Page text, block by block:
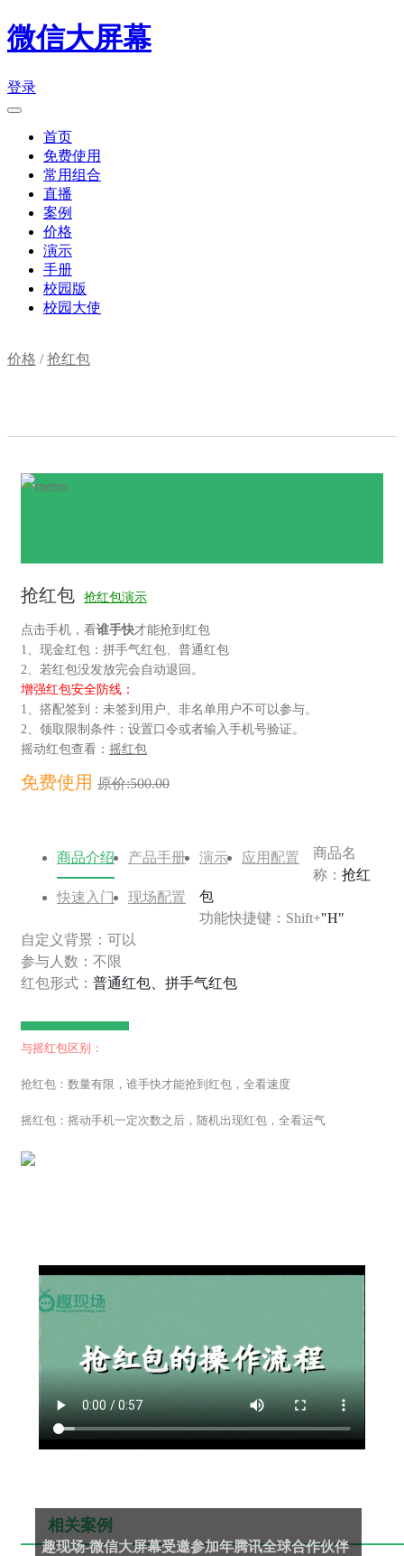
微信大屏幕
登录
首页
免费使用
常用组合
直播
案例
价格
演示
手册
校园版
校园大使
价格 /抢红包
抢红包 抢红包演示
点击手机，看谁手快才能抢到红包
1、现金红包：拼手气红包、普通红包
2、若红包没发放完会自动退回。
增强红包安全防线：
1、搭配签到：未签到用户、非名单用户不可以参与。
2、领取限制条件：设置口令或者输入手机号验证。
摇动红包查看： 摇红包
免费使用 原价:500.00
商品介绍 产品手册 演示 应用配置
快速入门 现场配置
商品名
称： 抢红
包
功能快捷键：Shift+"H"
自定义背景：可以
参与人数：不限
红包形式： 普通红包、拼手气红包
与摇红包区别：
抢红包：数量有限，谁手快才能抢到红包，全看速度
摇红包：摇动手机一定次数之后，随机出现红包，全看运气
相关案例
趣现场-微信大屏幕受邀参加年腾讯全球合作伙伴